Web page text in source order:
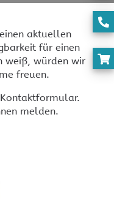
aktuellen
für einen
weiß, würden wir
freuen.
melden.